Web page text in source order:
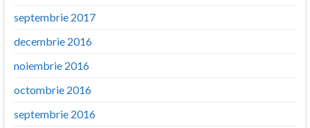
septembrie 2017
decembrie 2016
noiembrie 2016
octombrie 2016
septembrie 2016